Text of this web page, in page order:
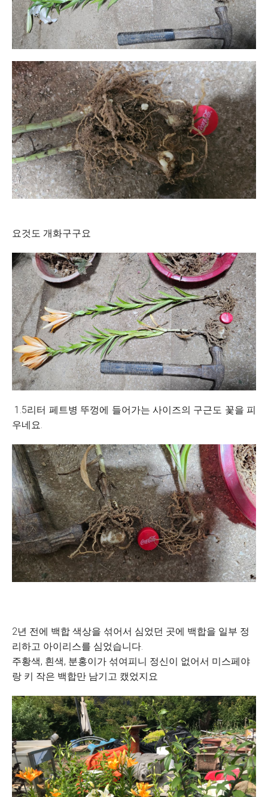
요것도 개화구구요
1.5리터 페트병 뚜껑에 들어가는 사이즈의 구근도 꽃을 피
우네요.
2년 전에 백합 색상을 섞어서 심었던 곳에 백합을 일부 정
리하고 아이리스를 심었습니다.
주황색, 흰색, 분홍이가 섞여피니 정신이 없어서 미스페야
랑 키 작은 백합만 남기고 캤었지요